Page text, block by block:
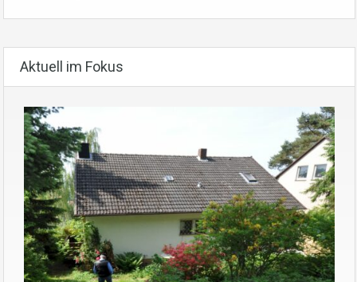
Aktuell im Fokus